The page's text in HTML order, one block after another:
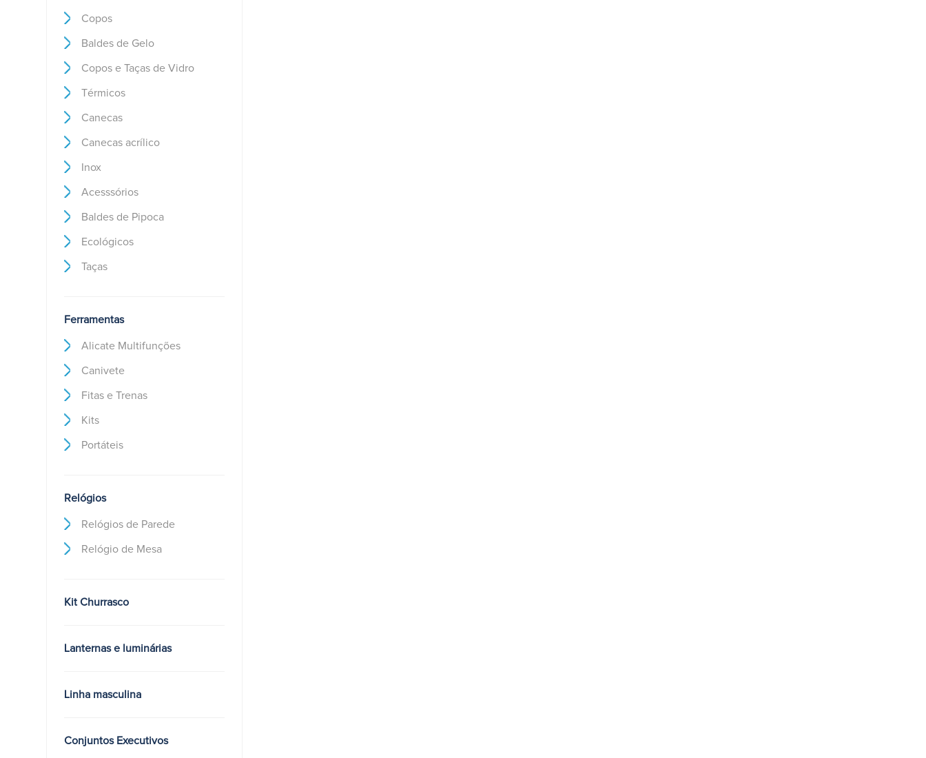
Copos
Baldes de Gelo
Copos e Taças de Vidro
Térmicos
Canecas
Canecas acrílico
Inox
Acesssórios
Baldes de Pipoca
Ecológicos
Taças
Ferramentas
Alicate Multifunções
Canivete
Fitas e Trenas
Kits
Portáteis
Relógios
Relógios de Parede
Relógio de Mesa
Kit Churrasco
Lanternas e luminárias
Linha masculina
Conjuntos Executivos